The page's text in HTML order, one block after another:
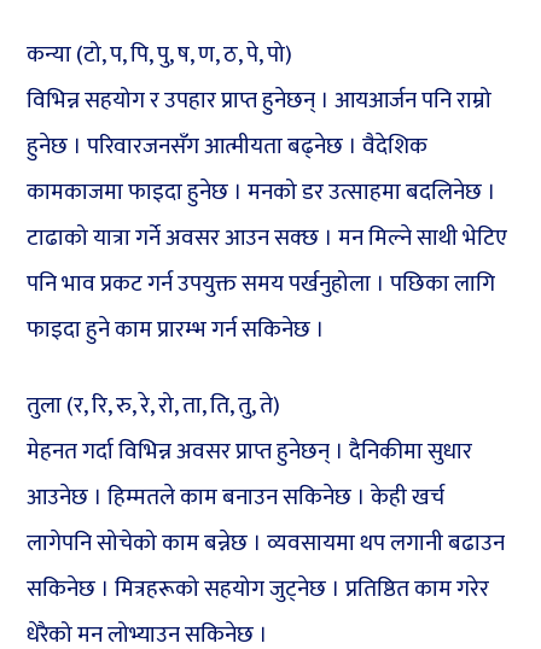
कन्या (टो, प, पि, पु, ष, ण, ठ, पे, पो)
विभिन्न सहयोग र उपहार प्राप्त हुनेछन् । आयआर्जन पनि राम्रो
हुनेछ । परिवारजनसँग आत्मीयता बढ्नेछ । वैदेशिक
कामकाजमा फाइदा हुनेछ । मनको डर उत्साहमा बदलिनेछ ।
टाढाको यात्रा गर्ने अवसर आउन सक्छ । मन मिल्ने साथी भेटिए
पनि भाव प्रकट गर्न उपयुक्त समय पर्खनुहोला । पछिका लागि
फाइदा हुने काम प्रारम्भ गर्न सकिनेछ ।
तुला (र, रि, रु, रे, रो, ता, ति, तु, ते)
मेहनत गर्दा विभिन्न अवसर प्राप्त हुनेछन् । दैनिकीमा सुधार
आउनेछ । हिम्मतले काम बनाउन सकिनेछ । केही खर्च
लागेपनि सोचेको काम बन्नेछ । व्यवसायमा थप लगानी बढाउन
सकिनेछ । मित्रहरूको सहयोग जुट्नेछ । प्रतिष्ठित काम गरेर
धेरैको मन लोभ्याउन सकिनेछ ।